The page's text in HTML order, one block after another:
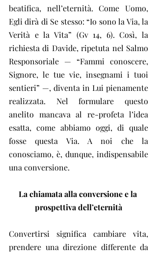
beatifica, nell’eternità. Come Uomo,
Egli dirà di Se stesso: “Io sono la Via, la
Verità e la Vita” (Gv 14, 6). Così, la
richiesta di Davide, ripetuta nel Salmo
Responsoriale — “Fammi conoscere,
Signore, le tue vie, insegnami i tuoi
sentieri” —, diventa in Lui pienamente
realizzata. Nel formulare questo
anelito mancava al re-profeta l’idea
esatta, come abbiamo oggi, di quale
fosse questa Via. A noi che la
conosciamo, è, dunque, indispensabile
una conversione.
La chiamata alla conversione e la
prospettiva dell’eternità
Convertirsi significa cambiare vita,
prendere una direzione differente da